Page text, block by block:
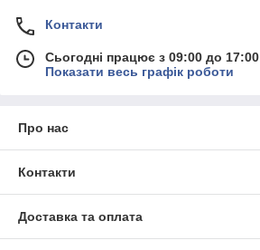
Контакти
Сьогодні працює з 09:00 до 17:00
Показати весь графік роботи
Про нас
Контакти
Доставка та оплата